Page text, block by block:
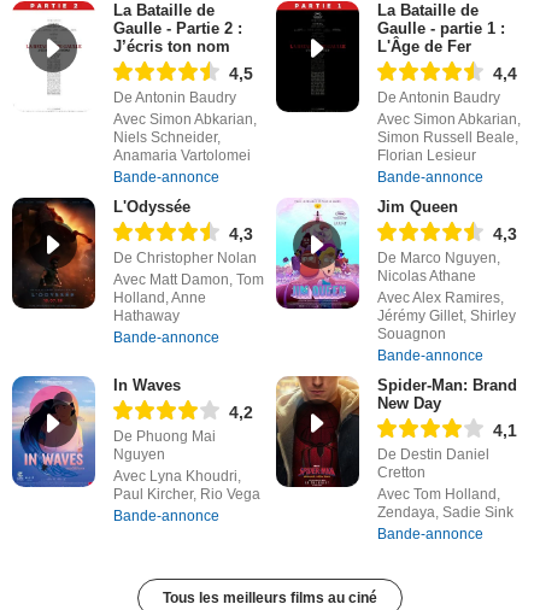
La Bataille de
Gaulle - Partie 2 :
J’écris ton nom
4,5
De Antonin Baudry
Avec Simon Abkarian,
Niels Schneider,
Anamaria Vartolomei
Bande-annonce
La Bataille de
Gaulle - partie 1 :
L'Âge de Fer
4,4
De Antonin Baudry
Avec Simon Abkarian,
Simon Russell Beale,
Florian Lesieur
Bande-annonce
L'Odyssée
4,3
De Christopher Nolan
Avec Matt Damon, Tom
Holland, Anne
Hathaway
Bande-annonce
Jim Queen
4,3
De Marco Nguyen,
Nicolas Athane
Avec Alex Ramires,
Jérémy Gillet, Shirley
Souagnon
Bande-annonce
In Waves
4,2
De Phuong Mai
Nguyen
Avec Lyna Khoudri,
Paul Kircher, Rio Vega
Bande-annonce
Spider-Man: Brand
New Day
4,1
De Destin Daniel
Cretton
Avec Tom Holland,
Zendaya, Sadie Sink
Bande-annonce
Tous les meilleurs films au ciné